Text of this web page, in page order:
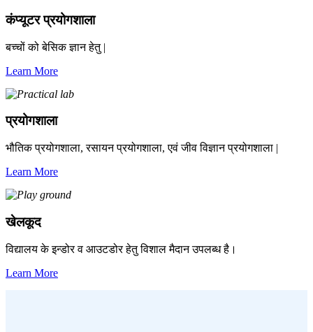
कंप्यूटर प्रयोगशाला
बच्चों को बेसिक ज्ञान हेतु |
Learn More
प्रयोगशाला
भौतिक प्रयोगशाला, रसायन प्रयोगशाला, एवं जीव विज्ञान प्रयोगशाला |
Learn More
खेलकूद
विद्यालय के इन्डोर व आउटडोर हेतु विशाल मैदान उपलब्ध है।
Learn More